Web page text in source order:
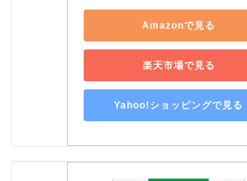
Amazonで見る
楽天市場で見る
Yahoo!ショッピングで見る